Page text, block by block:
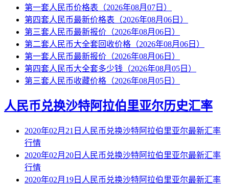
第一套人民币价格表（2026年08月07日）
第四套人民币最新价格表（2026年08月06日）
第三套人民币最新报价（2026年08月06日）
第二套人民币大全套回收价格（2026年08月06日）
第一套人民币最新报价（2026年08月06日）
第四套人民币大全套多少钱（2026年08月05日）
第三套人民币收藏价格（2026年08月05日）
人民币兑换沙特阿拉伯里亚尔历史汇率
2020年02月21日人民币兑换沙特阿拉伯里亚尔最新汇率
行情
2020年02月20日人民币兑换沙特阿拉伯里亚尔最新汇率
行情
2020年02月19日人民币兑换沙特阿拉伯里亚尔最新汇率